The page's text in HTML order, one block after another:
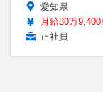
愛知県
月給30万
正社員